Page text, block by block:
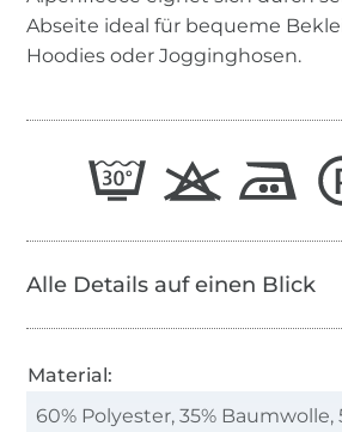
Abseite ideal für bequeme
Hoodies oder Jogginghosen.
Alle Details auf einen Blick
Material:
60% Polyester, 35% Baumwolle,